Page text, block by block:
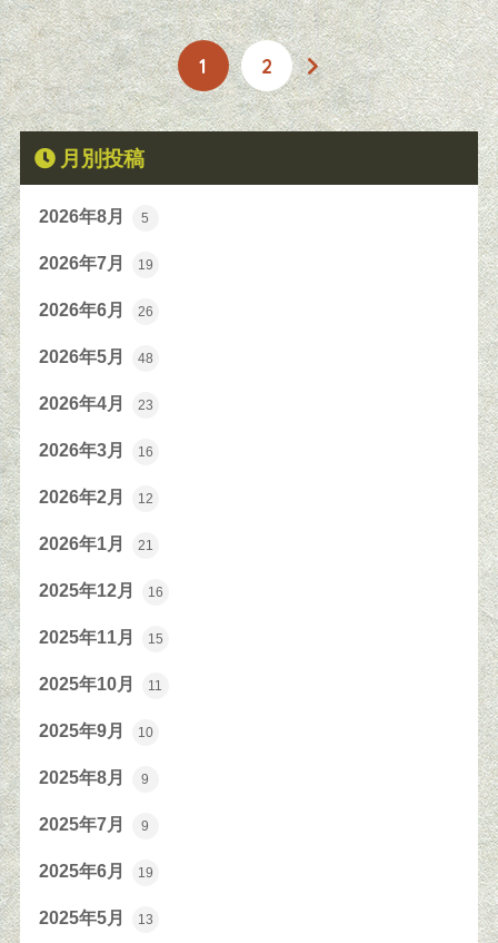
1 2
月別投稿
2026年8月 5
2026年7月 19
2026年6月 26
2026年5月 48
2026年4月 23
2026年3月 16
2026年2月 12
2026年1月 21
2025年12月 16
2025年11月 15
2025年10月 11
2025年9月 10
2025年8月 9
2025年7月 9
2025年6月 19
2025年5月 13